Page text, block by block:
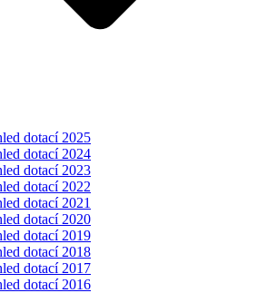
dotací 2025
dotací 2024
dotací 2023
dotací 2022
dotací 2021
dotací 2020
dotací 2019
dotací 2018
dotací 2017
dotací 2016